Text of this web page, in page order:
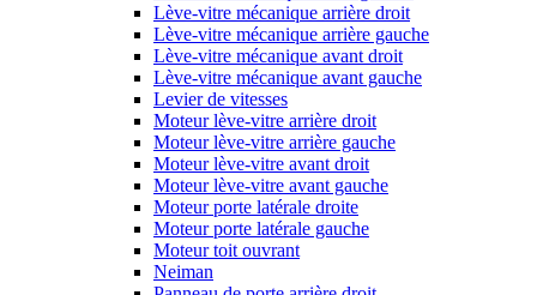
Lève-vitre mécanique arrière droit
Lève-vitre mécanique arrière gauche
Lève-vitre mécanique avant droit
Lève-vitre mécanique avant gauche
Levier de vitesses
Moteur lève-vitre arrière droit
Moteur lève-vitre arrière gauche
Moteur lève-vitre avant droit
Moteur lève-vitre avant gauche
Moteur porte latérale droite
Moteur porte latérale gauche
Moteur toit ouvrant
Neiman